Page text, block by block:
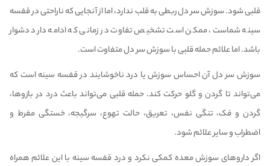
قلبی شود. سوزش سر دل ربطی به قلب ندارد، اما از آنجایی که ناراحتی در قفسه
سینه شماست، ممکن است تشخیص تفاوت در زمانی که ادامه دارد دشوار
باشد. اما علائم حمله قلبی با سوزش سر دل متفاوت است.
سوزش سر دل آن احساس سوزش یا درد ناخوشایند در قفسه سینه است که
می‌تواند تا گردن و گلو حرکت کند. حمله قلبی می‌تواند باعث درد در بازوها،
گردن و فک، تنگی نفس، تعریق، حالت تهوع، سرگیجه، خستگی مفرط و
اضطراب و سایر علائم شود.
اگر داروهای سوزش معده کمکی نکرد و درد قفسه سینه با این علائم همراه